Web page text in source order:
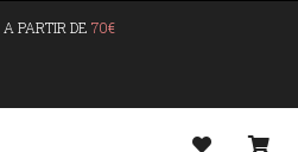
A PARTIR DE 70€